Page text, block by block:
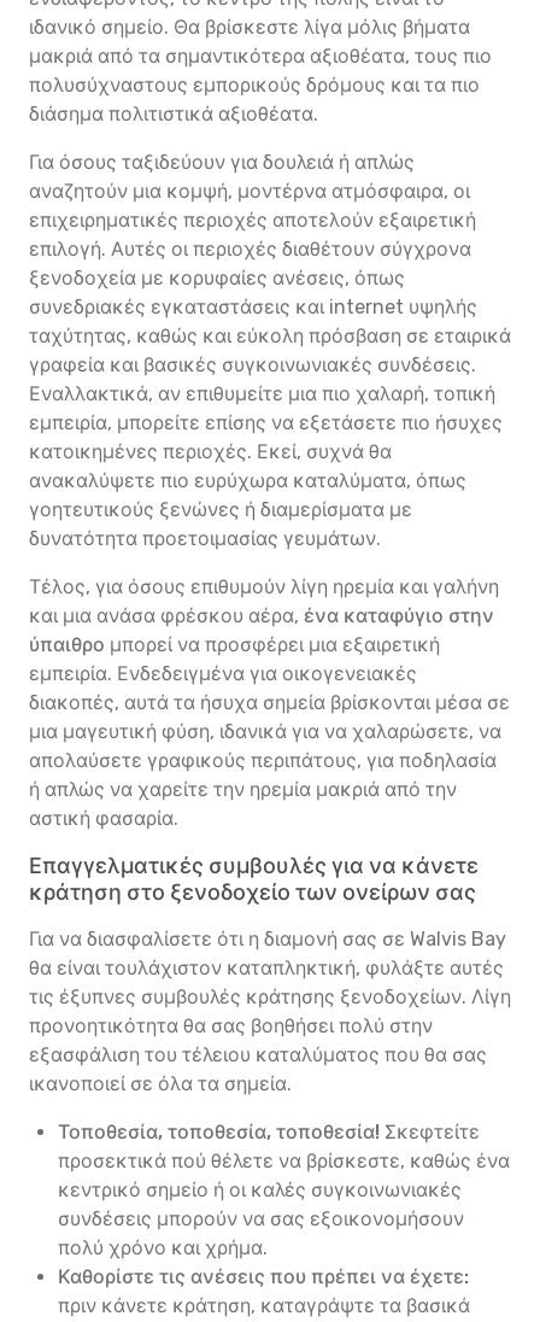
ιδανικό σημείο. Θα βρίσκεστε λίγα μόλις βήματα
μακριά από τα σημαντικότερα αξιοθέατα, τους πιο
πολυσύχναστους εμπορικούς δρόμους και τα πιο
διάσημα πολιτιστικά αξιοθέατα.
Για όσους ταξιδεύουν για δουλειά ή απλώς
αναζητούν μια κομψή, μοντέρνα ατμόσφαιρα, οι
επιχειρηματικές περιοχές αποτελούν εξαιρετική
επιλογή. Αυτές οι περιοχές διαθέτουν σύγχρονα
ξενοδοχεία με κορυφαίες ανέσεις, όπως
συνεδριακές εγκαταστάσεις και internet υψηλής
ταχύτητας, καθώς και εύκολη πρόσβαση σε εταιρικά
γραφεία και βασικές συγκοινωνιακές συνδέσεις.
Εναλλακτικά, αν επιθυμείτε μια πιο χαλαρή, τοπική
εμπειρία, μπορείτε επίσης να εξετάσετε πιο ήσυχες
κατοικημένες περιοχές. Εκεί, συχνά θα
ανακαλύψετε πιο ευρύχωρα καταλύματα, όπως
γοητευτικούς ξενώνες ή διαμερίσματα με
δυνατότητα προετοιμασίας γευμάτων.
Τέλος, για όσους επιθυμούν λίγη ηρεμία και γαλήνη
και μια ανάσα φρέσκου αέρα, ένα καταφύγιο στην
ύπαιθρο μπορεί να προσφέρει μια εξαιρετική
εμπειρία. Ενδεδειγμένα για οικογενειακές
διακοπές, αυτά τα ήσυχα σημεία βρίσκονται μέσα σε
μια μαγευτική φύση, ιδανικά για να χαλαρώσετε, να
απολαύσετε γραφικούς περιπάτους, για ποδηλασία
ή απλώς να χαρείτε την ηρεμία μακριά από την
αστική φασαρία.
Επαγγελματικές συμβουλές για να κάνετε
κράτηση στο ξενοδοχείο των ονείρων σας
Για να διασφαλίσετε ότι η διαμονή σας σε Walvis Bay
θα είναι τουλάχιστον καταπληκτική, φυλάξτε αυτές
τις έξυπνες συμβουλές κράτησης ξενοδοχείων. Λίγη
προνοητικότητα θα σας βοηθήσει πολύ στην
εξασφάλιση του τέλειου καταλύματος που θα σας
ικανοποιεί σε όλα τα σημεία.
Τοποθεσία, τοποθεσία, τοποθεσία! Σκεφτείτε
προσεκτικά πού θέλετε να βρίσκεστε, καθώς ένα
κεντρικό σημείο ή οι καλές συγκοινωνιακές
συνδέσεις μπορούν να σας εξοικονομήσουν
πολύ χρόνο και χρήμα.
Καθορίστε τις ανέσεις που πρέπει να έχετε:
πριν κάνετε κράτηση, καταγράψτε τα βασικά